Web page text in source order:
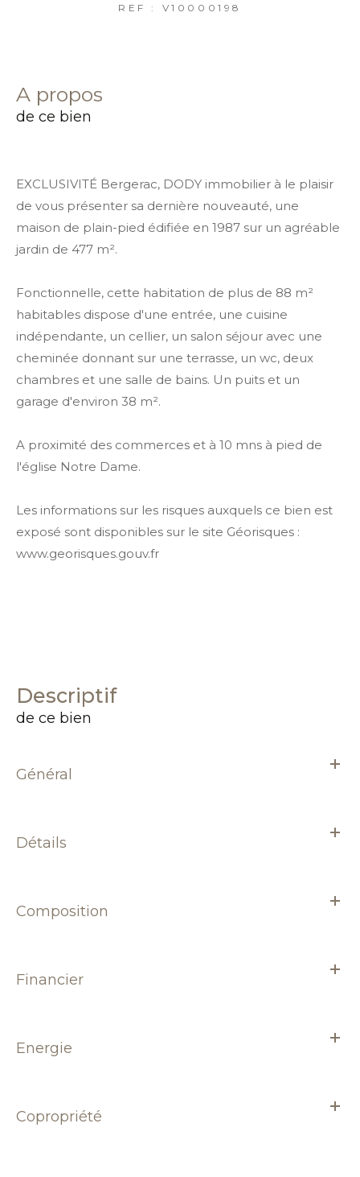
REF : V10000198
a propos
de ce bien
EXCLUSIVITÉ Bergerac, DODY immobilier à le plaisir
de vous présenter sa dernière nouveauté, une
maison de plain-pied édifiée en 1987 sur un agréable
jardin de 477 m².
Fonctionnelle, cette habitation de plus de 88 m²
habitables dispose d'une entrée, une cuisine
indépendante, un cellier, un salon séjour avec une
cheminée donnant sur une terrasse, un wc, deux
chambres et une salle de bains. Un puits et un
garage d'environ 38 m².
A proximité des commerces et à 10 mns à pied de
l'église Notre Dame.
Les informations sur les risques auxquels ce bien est
exposé sont disponibles sur le site Géorisques :
www.georisques.gouv.fr
descriptif
de ce bien
Général
Détails
Composition
Financier
Energie
Copropriété